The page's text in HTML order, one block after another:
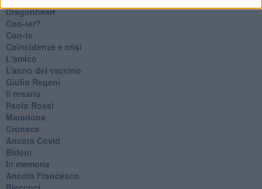
Dragonheart
Con-ter?
​Con-te
Coincidenze e crisi
L'amico
​L’anno del vaccino
Giulio Regeni
​Il rosario
Paolo Rossi
Maradona
Cronaca
​Ancora Covid
​Biden!
In memoria
​Ancora Francesco